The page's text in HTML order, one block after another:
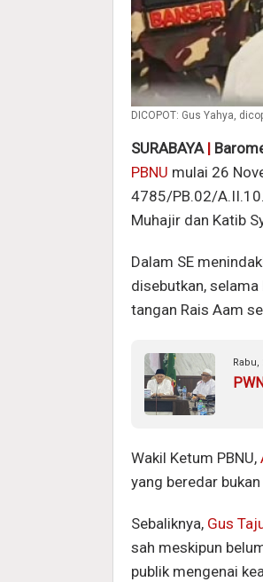
DICOPOT: Gus Yahya,
SURABAYA |
PBNU mulai 26
4785/PB.02/
Muhajir dan Katib
Dalam SE
disebutkan,
tangan Rais Aam
Rabu,
Wakil Ketum PBNU,
yang beredar
Sebaliknya, Gus
sah meskipun
publik mengenai